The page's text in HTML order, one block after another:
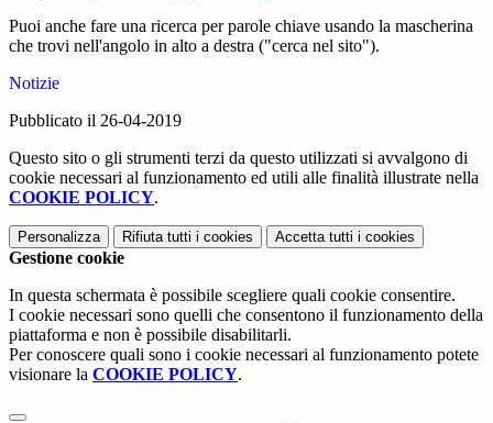
Puoi anche fare una ricerca per parole chiave usando la mascherina
che trovi nell'angolo in alto a destra ("cerca nel sito").
Notizie
Pubblicato il 26-04-2019
Questo sito o gli strumenti terzi da questo utilizzati si avvalgono di
cookie necessari al funzionamento ed utili alle finalità illustrate nella
COOKIE POLICY.
Personalizza Rifiuta tutti i cookies Accetta tutti i cookies
Gestione cookie
In questa schermata è possibile scegliere quali cookie consentire.
I cookie necessari sono quelli che consentono il funzionamento della
piattaforma e non è possibile disabilitarli.
Per conoscere quali sono i cookie necessari al funzionamento potete
visionare la COOKIE POLICY.